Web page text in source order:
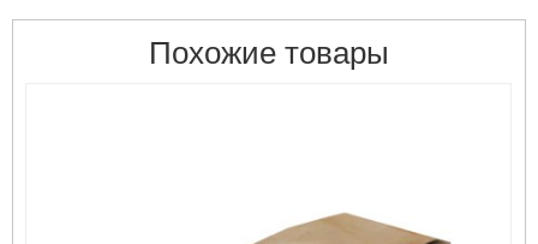
Похожие товары